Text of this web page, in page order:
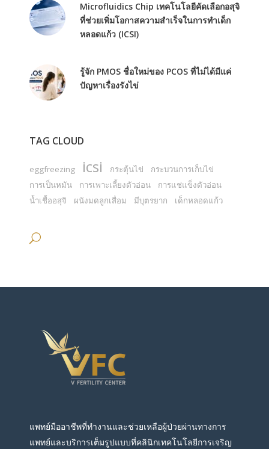
Microfluidics Chip เทคโนโลยีคัดเลือกอสุจิ
ที่ช่วยเพิ่มโอกาสความสำเร็จในการทำเด็ก
หลอดแก้ว (ICSI)
รู้จัก PMOS ชื่อใหม่ของ PCOS ที่ไม่ได้มีแค่
ปัญหาเรื่องรังไข่
TAG CLOUD
eggfreezing icsi กระตุ้นไข่
กระบวนการเก็บไข่
การเป็นหมัน
การเพาะเลี้ยงตัวอ่อน
การแช่แข็งตัวอ่อน
น้ำเชื้ออสุจิ
ผนังมดลูกเสื่อม มีบุตรยาก เด็กหลอดแก้ว
แพทย์มืออาชีพที่ทำงานและช่วยเหลือผู้ป่วยผ่านทางการ
แพทย์และบริการเต็มรูปแบบที่คลินิกเทคโนโลยีการเจริญ